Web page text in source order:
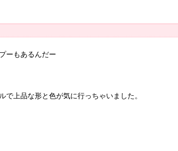
ーもあるんだー
上品な形と色が気に行っちゃいました。